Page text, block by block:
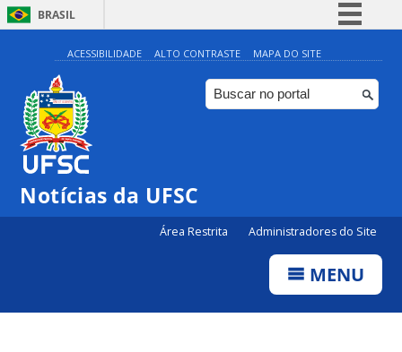
BRASIL
Simplifique!
Comunica BR
Participe
ACESSIBILIDADE ALTO CONTRASTE MAPA DO SITE
Notícias da UFSC
Área Restrita Administradores do Site
MENU